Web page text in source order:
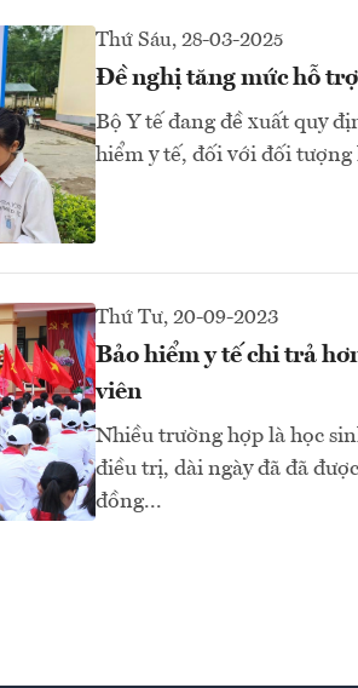
Thứ Sáu, 28-03-2025
Đề nghị tăng mức hỗ
Bộ Y tế đang đề xuất quy
hiểm y tế, đối với đối
Thứ Tư, 20-09-2023
Bảo hiểm y tế chi trả
viên
Nhiều trường hợp là học
điều trị, dài ngày đã đã
đồng...